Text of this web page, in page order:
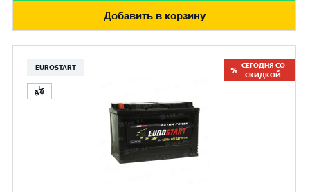
Добавить в корзину
EUROSTART
СЕГОДНЯ СО
СКИДКОЙ